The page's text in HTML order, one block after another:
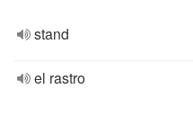
stand
el rastro